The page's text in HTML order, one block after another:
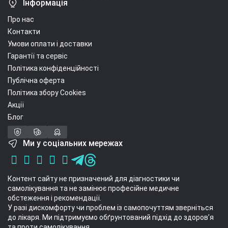
Інформація
Про нас
Контакти
Умови оплати і доставки
Гарантії та сервіс
Політика конфіденційності
Публічна оферта
Політика збору Cookies
Акції
Блог
Ми у соціальних мережах
Контент сайту не призначений для діагностики чи
самолікування та не замінює професійне медичне
обстеження і рекомендації.
У разі дискомфорту чи проблем із самопочуттям зверніться
до лікаря. Ми підтримуємо обґрунтований підхід до здоров’я